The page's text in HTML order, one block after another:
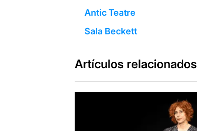
Antic Teatre
Sala Beckett
Artículos relacionados